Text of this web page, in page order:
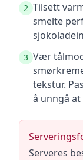
2 Tilsett
smelte
3 Vær
tekstur.
å unngå
Serveres